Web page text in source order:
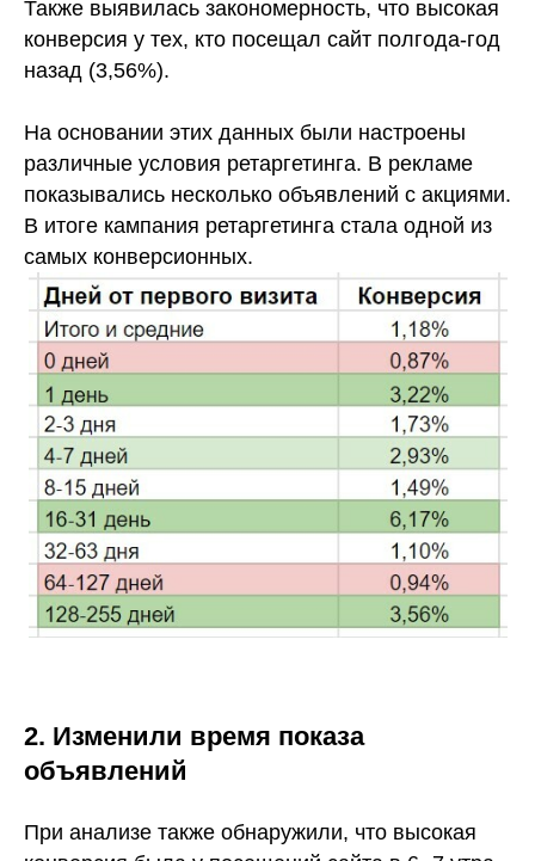
Также выявилась закономерность, что высокая
конверсия у тех, кто посещал сайт полгода-год
назад (3,56%).
На основании этих данных были настроены
различные условия ретаргетинга. В рекламе
показывались несколько объявлений с акциями.
В итоге кампания ретаргетинга стала одной из
самых конверсионных.
2. Изменили время показа
объявлений
При анализе также обнаружили, что высокая